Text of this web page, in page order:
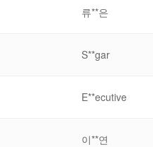
류**은
S**gar
E**ecutive
이**연